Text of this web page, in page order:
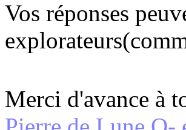
Vos réponses
Merci d'avance à